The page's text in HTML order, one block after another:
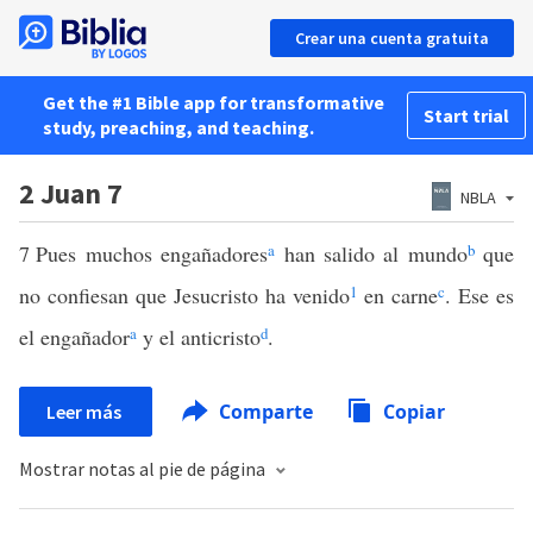
Crear una cuenta gratuita
Get the #1 Bible app for transformative
study, preaching, and teaching.
Start trial
2 Juan 7 NBLA
7 Pues muchos engañadoresa han salido al mundobque
no confiesan que Jesucristo ha venido1 en carnec. Ese es
el engañadora y el anticristod.
Leer más Comparte Copiar
Mostrar notas al pie de página